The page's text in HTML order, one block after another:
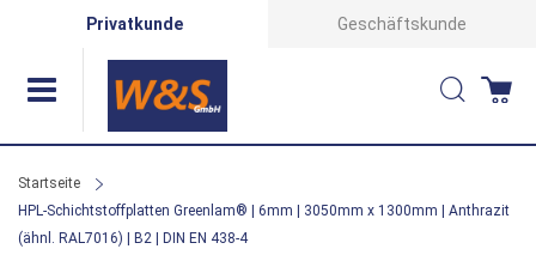
Privatkunde Geschäftskunde
Suche
Startseite
HPL-Schichtstoffplatten Greenlam® | 6mm | 3050mm x 1300mm | Anthrazit
(ähnl. RAL7016) | B2 | DIN EN 438-4